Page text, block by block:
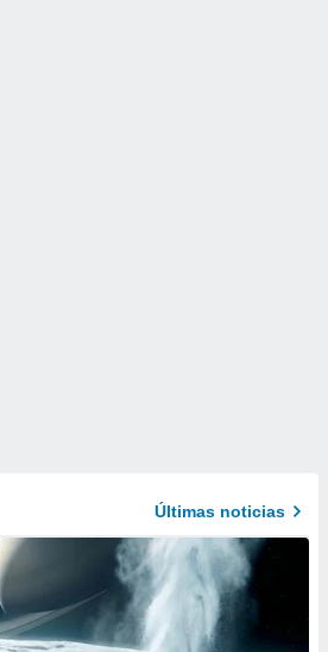
Últimas noticias